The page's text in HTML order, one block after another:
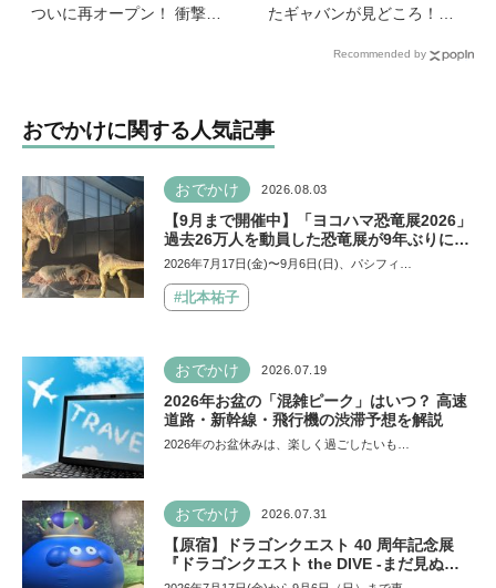
ついに再オープン！ 衝撃の
たギャバンが見どころ！」
インフィニティ 太陽が泣い
Recommended by
おでかけに関する人気記事
おでかけ 2026.08.03
【9月まで開催中】「ヨコハマ恐竜展2026」
過去26万人を動員した恐竜展が9年ぶりに復
活！ 夏休みのおでかけで楽しむポイントを
2026年7月17日(金)〜9月6日(日)、パシフィ…
#北本祐子
おでかけ 2026.07.19
2026年お盆の「混雑ピーク」はいつ？ 高速
道路・新幹線・飛行機の渋滞予想を解説
2026年のお盆休みは、楽しく過ごしたいも…
おでかけ 2026.07.31
【原宿】ドラゴンクエスト 40 周年記念展
『ドラゴンクエスト the DIVE -まだ見ぬ冒
険の舞台へ-』が原宿ハラカドに登場！ VR体